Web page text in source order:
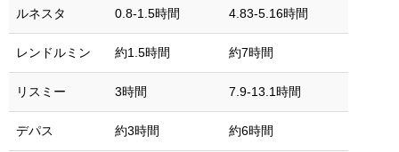
ルネスタ 0.8-1.5時間 4.83-5.16時間
レンドルミン 約1.5時間 約7時間
リスミー 3時間 7.9-13.1時間
デパス 約3時間 約6時間